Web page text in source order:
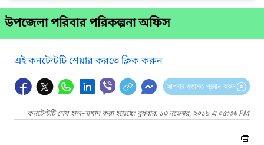
উপজেলা পরিবার পরিকল্পনা অফিস
এই কনটেন্টটি শেয়ার করতে ক্লিক করুন
আপনার মতামত প্রদান করুন
কনটেন্টটি শেষ হাল-নাগাদ করা হয়েছে: বুধবার, ১৩ নভেম্বর, ২০১৯ এ ০৫:৩৬ PM